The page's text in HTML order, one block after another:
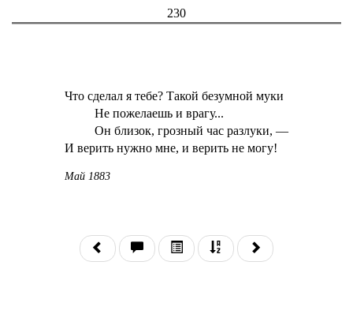
230
Что сделал я тебе? Такой безумной муки
Не пожелаешь и врагу...
Он близок, грозный час разлуки, —
И верить нужно мне, и верить не могу!
Май 1883